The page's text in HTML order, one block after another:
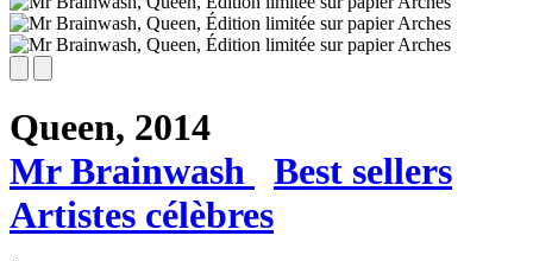
Queen, 2014
Mr Brainwash
Best sellers
Artistes célèbres